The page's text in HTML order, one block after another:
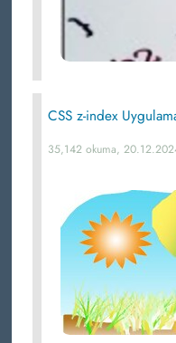
CSS z-index
35,142 okuma,